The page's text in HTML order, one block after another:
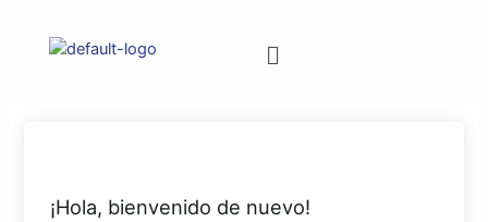
¡Hola, bienvenido de nuevo!